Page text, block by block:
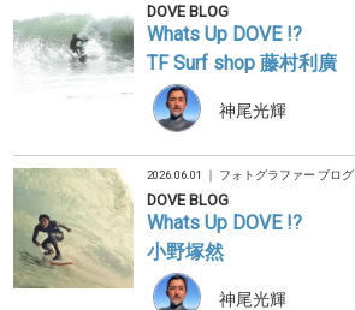
DOVE BLOG
Whats Up DOVE !?
TF Surf shop 藤村利廣
神尾光輝
2026.06.01 ｜ フォトグラファー ブログ
DOVE BLOG
Whats Up DOVE !?
小野塚然
神尾光輝